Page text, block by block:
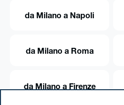
da Milano a Napoli
da Milano a Roma
da Milano a Firenze